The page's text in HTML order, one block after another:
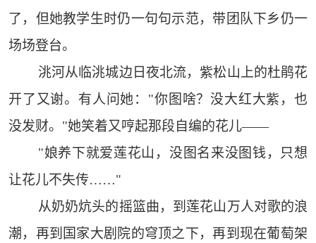
了，但她教学生时仍一句句示范，带团队下乡仍一
场场登台。
洮河从临洮城边日夜北流，紫松山上的杜鹃花
开了又谢。有人问她："你图啥？没大红大紫，也
没发财。"她笑着又哼起那段自编的花儿——
"娘养下就爱莲花山，没图名来没图钱，只想
让花儿不失传……"
从奶奶炕头的摇篮曲，到莲花山万人对歌的浪
潮，再到国家大剧院的穹顶之下，再到现在葡萄架